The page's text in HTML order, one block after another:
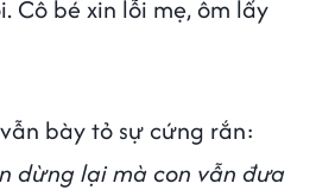
Cô bé xin lỗi mẹ, ôm lấy
bày tỏ sự cứng rắn:
dừng lại mà con vẫn đưa